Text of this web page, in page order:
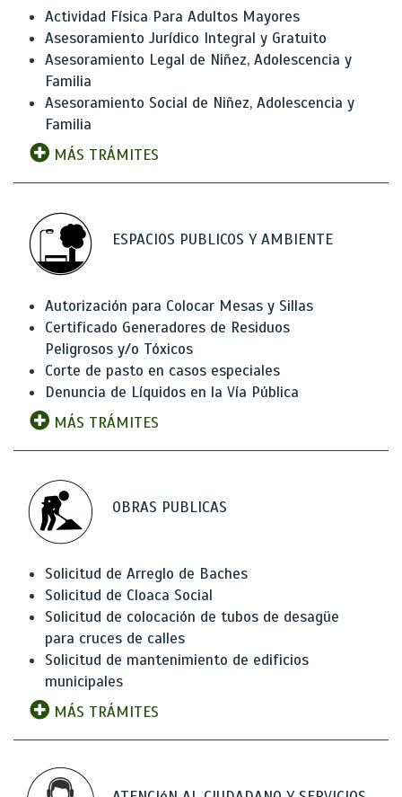
Actividad Física Para Adultos Mayores
Asesoramiento Jurídico Integral y Gratuito
Asesoramiento Legal de Niñez, Adolescencia y
Familia
Asesoramiento Social de Niñez, Adolescencia y
Familia
MÁS TRÁMITES
ESPACIOS PUBLICOS Y AMBIENTE
Autorización para Colocar Mesas y Sillas
Certificado Generadores de Residuos
Peligrosos y/o Tóxicos
Corte de pasto en casos especiales
Denuncia de Líquidos en la Vía Pública
MÁS TRÁMITES
OBRAS PUBLICAS
Solicitud de Arreglo de Baches
Solicitud de Cloaca Social
Solicitud de colocación de tubos de desagüe
para cruces de calles
Solicitud de mantenimiento de edificios
municipales
MÁS TRÁMITES